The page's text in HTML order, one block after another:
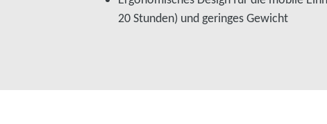
20 Stunden) und geringes Gewicht